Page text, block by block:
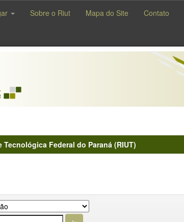
Sobre o Riut Mapa do Site Contato
Federal do Paraná (RIUT)